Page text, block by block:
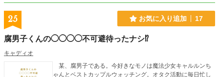
25 お気に入り追加 17
腐男子くんの◯◯◯◯不可避待ったナシ⁉
キャディオ
某、腐男子である。今好きなモノは魔法少女キャルルンち
ゃんとベストカップルウォッチング。オタク活動に毎日忙し